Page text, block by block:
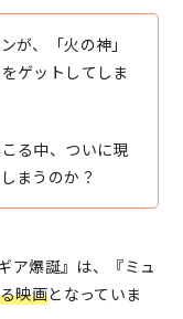
が、「火の神」
ゲットしてしま
る中、ついに現
まうのか？
ア爆誕』は、『ミュ
映画となっていま